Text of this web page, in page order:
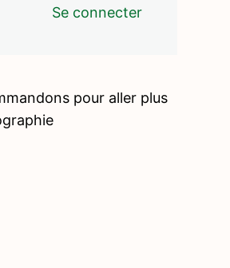
Se connecter
pour aller plus